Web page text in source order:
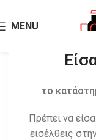
το
Πρέπει να
εισέλθεις
MENU